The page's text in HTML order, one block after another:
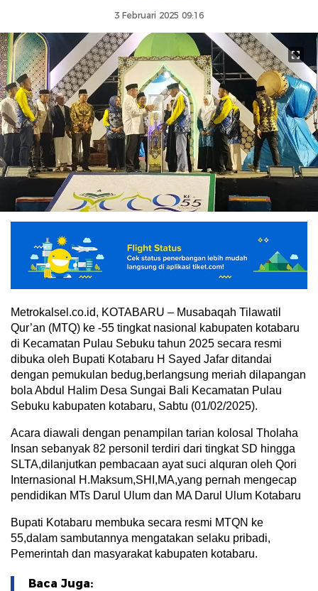
3 Februari 2025 09:16
Metrokalsel.co.id, KOTABARU – Musabaqah Tilawatil
Qur’an (MTQ) ke -55 tingkat nasional kabupaten kotabaru
di Kecamatan Pulau Sebuku tahun 2025 secara resmi
dibuka oleh Bupati Kotabaru H Sayed Jafar ditandai
dengan pemukulan bedug,berlangsung meriah dilapangan
bola Abdul Halim Desa Sungai Bali Kecamatan Pulau
Sebuku kabupaten kotabaru, Sabtu (01/02/2025).
Acara diawali dengan penampilan tarian kolosal Tholaha
Insan sebanyak 82 personil terdiri dari tingkat SD hingga
SLTA,dilanjutkan pembacaan ayat suci alquran oleh Qori
Internasional H.Maksum,SHI,MA,yang pernah mengecap
pendidikan MTs Darul Ulum dan MA Darul Ulum Kotabaru
Bupati Kotabaru membuka secara resmi MTQN ke
55,dalam sambutannya mengatakan selaku pribadi,
Pemerintah dan masyarakat kabupaten kotabaru.
Baca Juga: